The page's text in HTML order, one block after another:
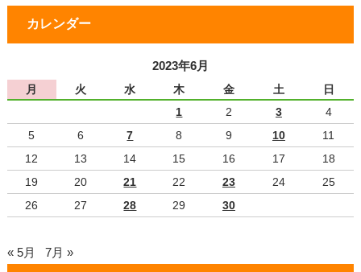
カレンダー
2023年6月
月 火 水 木 金 土
日
1
2 3
4
5
6 7 8 9 10
11
12
13 14 15 16 17
18
19
20 21 22 23 24
25
26
27 28 29 30
« 5月 7月 »